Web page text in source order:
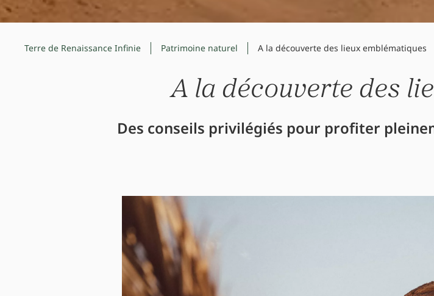
Terre de Renaissance Infinie Patrimoine naturel A la découverte des lieux emblématiques
A la découverte des
Des conseils privilégiés pour profiter